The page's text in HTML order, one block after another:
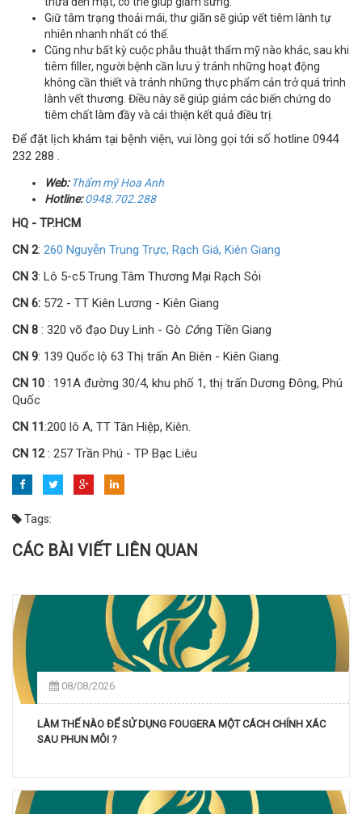
Giữ tâm trạng thoải mái, thư giãn sẽ giúp vết tiêm lành tự
nhiên nhanh nhất có thể.
Cũng như bất kỳ cuộc phẫu thuật thẩm mỹ nào khác, sau khi
tiêm filler, người bệnh cần lưu ý tránh những hoạt động
không cần thiết và tránh những thực phẩm cản trở quá trình
lành vết thương. Điều này sẽ giúp giảm các biến chứng do
tiêm chất làm đầy và cải thiện kết quả điều trị.
Để đặt lịch khám tại bệnh viện, vui lòng gọi tới số hotline 0944
232 288 .
Web:ThẩmmỹHoa Anh
Hotline: 0948.702.288
HQ - TP.HCM
CN 2: 260 Nguyễn Trung Trực, Rạch Giá, Kiên Giang
CN 3: Lô 5-c5 Trung Tâm Thương Mại Rạch Sỏi
CN 6: 572 - TT Kiên Lương - Kiên Giang
CN 8 : 320 võ đạo Duy Linh - Gò Công Tiền Giang
CN 9: 139 Quốc lộ 63 Thị trấn An Biên - Kiên Giang.
CN 10 : 191A đường 30/4, khu phố 1, thị trấn Dương Đông, Phú
Quốc
CN 11 :200 lô A, TT Tân Hiệp, Kiên.
CN 12: 257 Trần Phú - TP Bạc Liêu
Tags:
CÁC BÀI VIẾT LIÊN QUAN
08/08/2026
LÀM THẾ NÀO ĐỂ SỬ DỤNG FOUGERA MỘT CÁCH CHÍNH XÁC
SAU PHUN MÔI ?